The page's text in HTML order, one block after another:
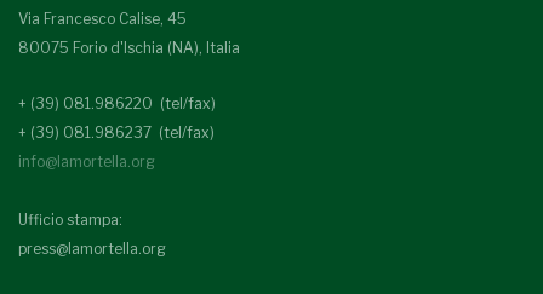
Via Francesco Calise, 45
80075 Forio d'Ischia (NA), Italia
+ (39) 081.986220 (tel/fax)
+ (39) 081.986237 (tel/fax)
info@lamortella.org
Ufficio stampa:
press@lamortella.org